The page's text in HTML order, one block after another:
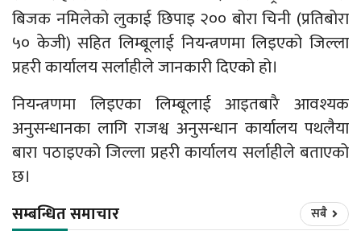
बिजक नमिलेको लुकाई छिपाइ २०० बोरा चिनी (प्रतिबोरा
५० केजी) सहित लिम्बूलाई नियन्त्रणमा लिइएको जिल्ला
प्रहरी कार्यालय सर्लाहीले जानकारी दिएको हो।
नियन्त्रणमा लिइएका लिम्बूलाई आइतबारै आवश्यक
अनुसन्धानका लागि राजश्व अनुसन्धान कार्यालय पथलैया
बारा पठाइएको जिल्ला प्रहरी कार्यालय सर्लाहीले बताएको
छ।
सम्बन्धित समाचार सबै